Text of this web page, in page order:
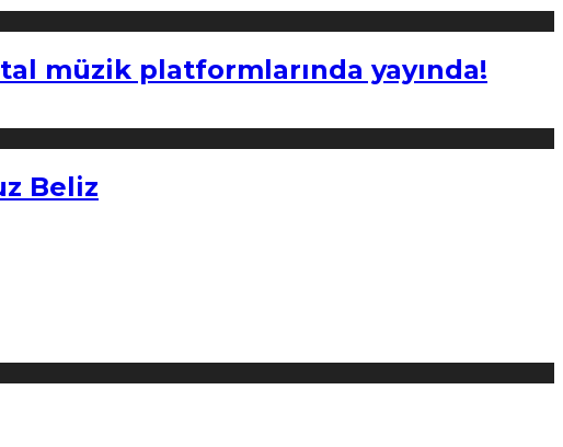
müzik platformlarında yayında!
Beliz